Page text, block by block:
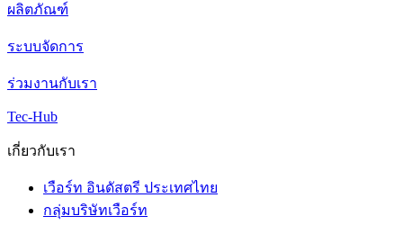
ผลิตภัณฑ์
ระบบจัดการ
ร่วมงานกับเรา
Tec-Hub
เกี่ยวกับเรา
เวือร์ท อินดัสตรี ประเทศไทย
กลุ่มบริษัทเวือร์ท